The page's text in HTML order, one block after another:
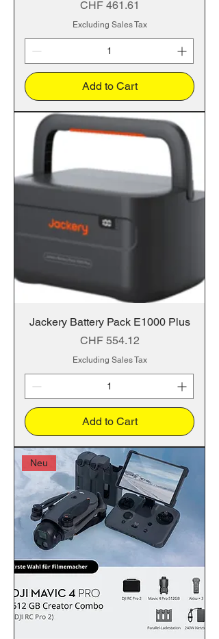
Price
CHF 461.61
Excluding Sales Tax
Add to Cart
Jackery Battery Pack E1000 Plus
Price
CHF 554.12
Excluding Sales Tax
Add to Cart
Neu